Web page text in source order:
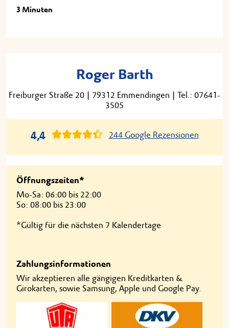
3 Minuten
Roger Barth
Freiburger Straße 20 | 79312 Emmendingen | Tel.: 07641-
3505
4,4 244 Google Rezensionen
Öffnungszeiten*
Mo-Sa: 06:00 bis 22:00
So: 08:00 bis 23:00
*Gültig für die nächsten 7 Kalendertage
Zahlungsinformationen
Wir akzeptieren alle gängigen Kreditkarten &
Girokarten, sowie Samsung, Apple und Google Pay.